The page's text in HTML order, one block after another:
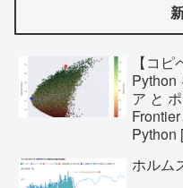
【コ
Python
ア と
Python
ホルム